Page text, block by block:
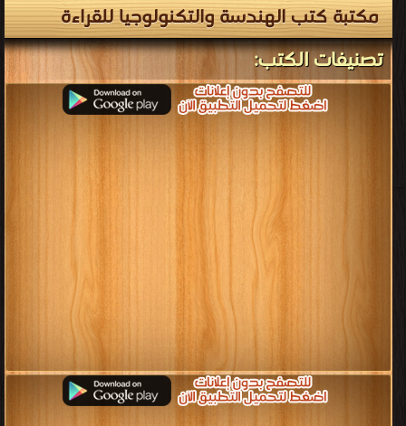
مكتبة كتب الهندسة والتكنولوجيا للقراءة
تصنيفات الكتب: